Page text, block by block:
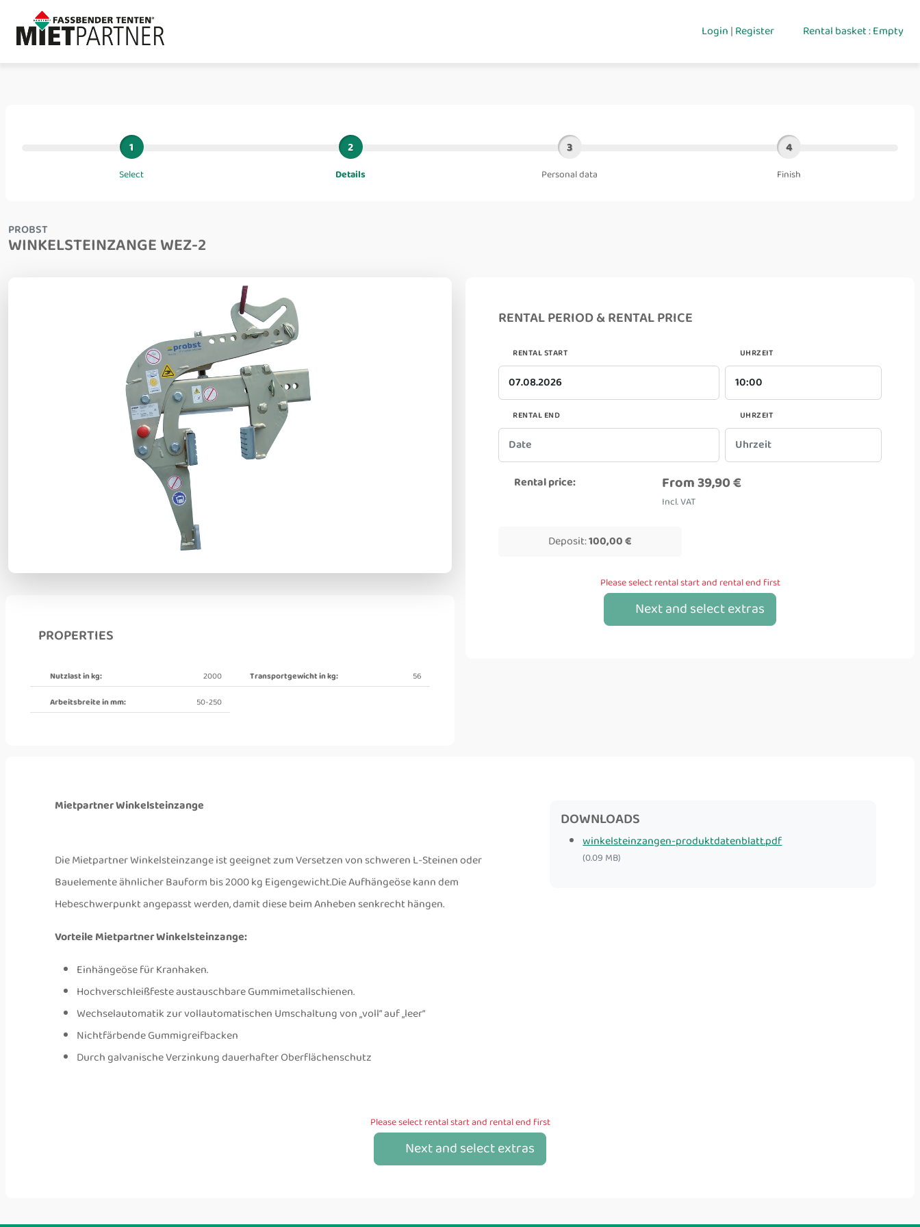
Login|Register Rental basket : Empty
1
Select
2
Details
3
Personal data
4
Finish
PROBST
WINKELSTEINZANGE WEZ-2
PROPERTIES
Nutzlast in kg: 2000 Transportgewicht in kg:
56
Arbeitsbreite in mm:
50-250
RENTAL PERIOD & RENTAL PRICE
RENTAL START UHRZEIT
RENTAL END UHRZEIT
Rental price: From 39,90 €
Incl. VAT
Deposit:100,00 €
Please select rental start and rental end first
Next and select extras
Mietpartner Winkelsteinzange
Die Mietpartner Winkelsteinzange ist geeignet zum Versetzen von schweren L-Steinen oder
Bauelemente ähnlicher Bauform bis 2000 kg Eigengewicht.Die Aufhängeöse kann dem
Hebeschwerpunkt angepasst werden, damit diese beim Anheben senkrecht hängen.
Vorteile Mietpartner Winkelsteinzange:
Einhängeöse für Kranhaken.
Hochverschleißfeste austauschbare Gummimetallschienen.
Wechselautomatik zur vollautomatischen Umschaltung von „voll“ auf „leer“
Nichtfärbende Gummigreifbacken
Durch galvanische Verzinkung dauerhafter Oberflächenschutz
DOWNLOADS
winkelsteinzangen-produktdatenblatt.pdf
(0.09 MB)
Please select rental start and rental end first
Next and select extras